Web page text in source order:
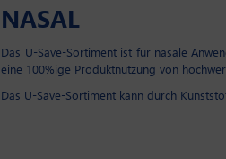
NASAL
Das U-Save-Sortiment ist für nasale
eine 100%ige Produktnutzung von
Das U-Save-Sortiment kann durch